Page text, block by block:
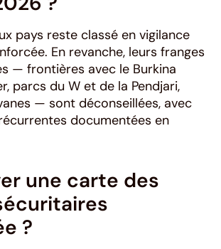
pays reste classé en vigilance
En revanche, leurs franges
— frontières avec le Burkina
parcs du W et de la Pendjari,
— sont déconseillées, avec
documentées en
une carte des
?